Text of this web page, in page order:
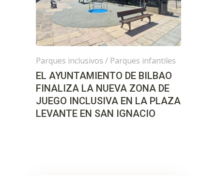
Parques inclusivos / Parques infantiles
EL AYUNTAMIENTO DE BILBAO
FINALIZA LA NUEVA ZONA DE
JUEGO INCLUSIVA EN LA PLAZA
LEVANTE EN SAN IGNACIO